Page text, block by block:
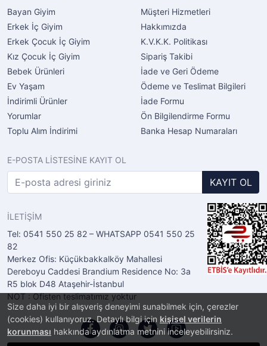
Size daha iyi bir alışveriş deneyimi sunabilmek için, çerezler
(cookies) kullanıyoruz. Detaylı bilgi için kişisel verilerin
korunması hakkında aydınlatma metnini inceleyebilirsiniz.
Bayan Giyim
Erkek İç Giyim
Erkek Çocuk İç Giyim
Kız Çocuk İç Giyim
Bebek Ürünleri
Ev Yaşam
İndirimli Ürünler
Yorumlar
Toplu Alım İndirimi
Müşteri Hizmetleri
Hakkımızda
K.V.K.K. Politikası
Sipariş Takibi
İade ve Geri Ödeme
Ödeme ve Teslimat Bilgileri
İade Formu
Ön Bilgilendirme Formu
Banka Hesap Numaraları
E-POSTA LİSTESİNE KAYIT OL
KAYIT OL
İLETİŞİM
Tel: 0541 550 25 82 – WHATSAPP 0541 550 25
82
Merkez Ofis: Küçükbakkalköy Mahallesi
Dereboyu Caddesi Brandium Residence No: 3a
R5 blok D48 Ataşehir-İstanbul
NOT : Ofisten teslimatımız yoktur